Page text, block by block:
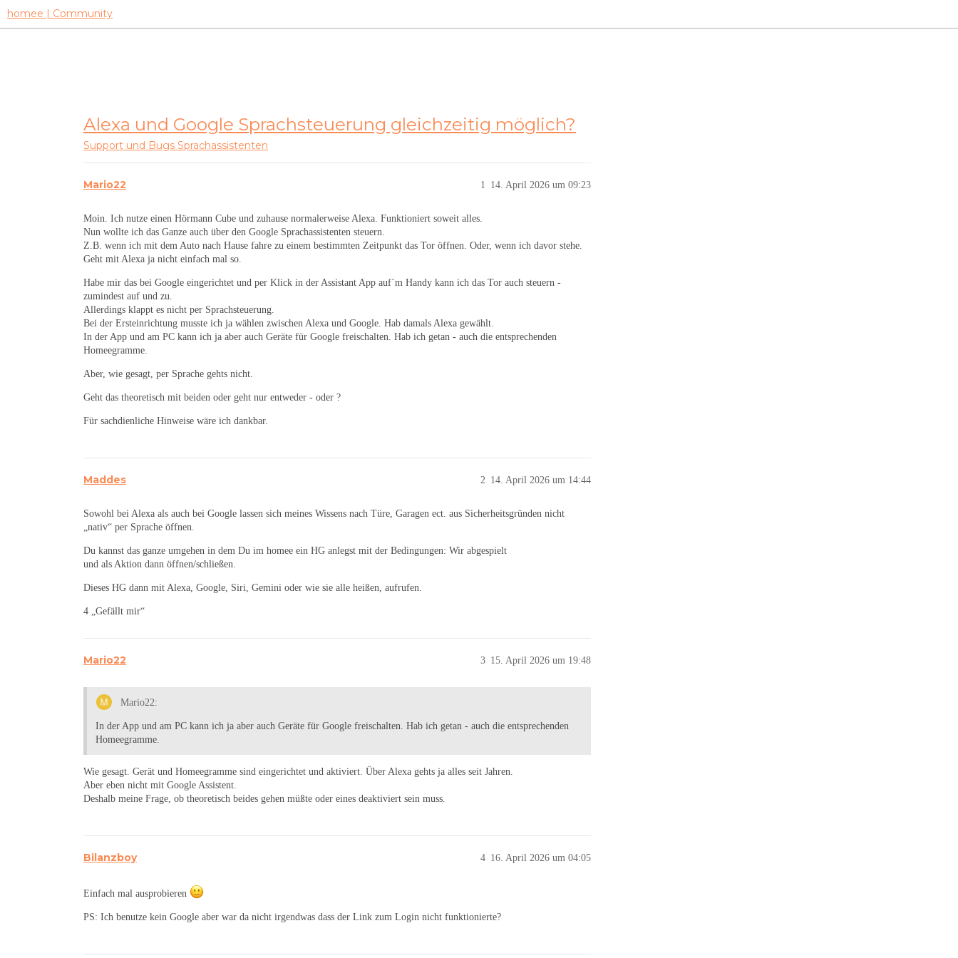
homee | Community
Alexa und Google Sprachsteuerung gleichzeitig möglich?
Support und Bugs Sprachassistenten
Mario22 14. April 2026 um 09:23
1
Moin. Ich nutze einen Hörmann Cube und zuhause normalerweise Alexa. Funktioniert soweit alles.
Nun wollte ich das Ganze auch über den Google Sprachassistenten steuern.
Z.B. wenn ich mit dem Auto nach Hause fahre zu einem bestimmten Zeitpunkt das Tor öffnen. Oder, wenn ich davor stehe.
Geht mit Alexa ja nicht einfach mal so.
Habe mir das bei Google eingerichtet und per Klick in der Assistant App auf´m Handy kann ich das Tor auch steuern -
zumindest auf und zu.
Allerdings klappt es nicht per Sprachsteuerung.
Bei der Ersteinrichtung musste ich ja wählen zwischen Alexa und Google. Hab damals Alexa gewählt.
In der App und am PC kann ich ja aber auch Geräte für Google freischalten. Hab ich getan - auch die entsprechenden
Homeegramme.
Aber, wie gesagt, per Sprache gehts nicht.
Geht das theoretisch mit beiden oder geht nur entweder - oder ?
Für sachdienliche Hinweise wäre ich dankbar.
Maddes 14. April 2026 um 14:44
2
Sowohl bei Alexa als auch bei Google lassen sich meines Wissens nach Türe, Garagen ect. aus Sicherheitsgründen nicht
„nativ“ per Sprache öffnen.
Du kannst das ganze umgehen in dem Du im homee ein HG anlegst mit der Bedingungen: Wir abgespielt
und als Aktion dann öffnen/schließen.
Dieses HG dann mit Alexa, Google, Siri, Gemini oder wie sie alle heißen, aufrufen.
4 „Gefällt mir“
Mario22 15. April 2026 um 19:48
3
Mario22:
In der App und am PC kann ich ja aber auch Geräte für Google freischalten. Hab ich getan - auch die entsprechenden
Homeegramme.
Wie gesagt. Gerät und Homeegramme sind eingerichtet und aktiviert. Über Alexa gehts ja alles seit Jahren.
Aber eben nicht mit Google Assistent.
Deshalb meine Frage, ob theoretisch beides gehen müßte oder eines deaktiviert sein muss.
Bilanzboy 16. April 2026 um 04:05
4
Einfach mal ausprobieren
PS: Ich benutze kein Google aber war da nicht irgendwas dass der Link zum Login nicht funktionierte?